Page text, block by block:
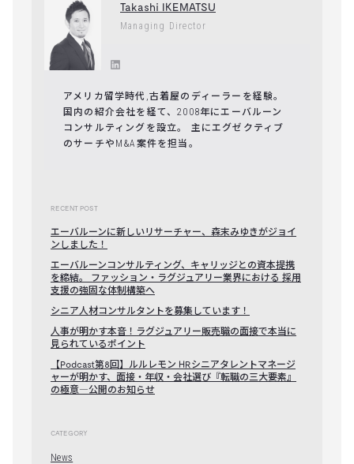
Takashi IKEMATSU
Managing Director
アメリカ留学時代,古着屋のディーラーを経験。
国内の紹介会社を経て、2008年にエーバルーン
コンサルティングを設立。 主にエグゼクティブ
のサーチやM&A案件を担当。
RECENT POST
エーバルーンに新しいリサーチャー、森末みゆきがジョイ
ンしました！
エーバルーンコンサルティング、キャリッジとの資本提携
を締結。 ファッション・ラグジュアリー業界における 採用
支援の強固な体制構築へ
シニア人材コンサルタントを募集しています！
人事が明かす本音！ラグジュアリー販売職の面接で本当に
見られているポイント
【Podcast第8回】ルルレモン HRシニアタレントマネージ
ャーが明かす、面接・年収・会社選び『転職の三大要素』
の極意―公開のお知らせ
CATEGORY
News